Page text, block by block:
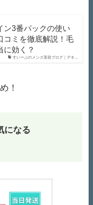
すいーぶのメンズ美容ブログ｜デキ…
ン3番パックの使い
コミを徹底解説！毛
に効く？
！
になる